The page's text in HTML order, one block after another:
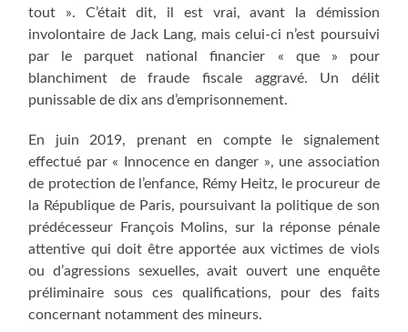
tout ». C’était dit, il est vrai, avant la démission
involontaire de Jack Lang, mais celui-ci n’est poursuivi
par le parquet national financier « que » pour
blanchiment de fraude fiscale aggravé. Un délit
punissable de dix ans d’emprisonnement.
En juin 2019, prenant en compte le signalement
effectué par « Innocence en danger », une association
de protection de l’enfance, Rémy Heitz, le procureur de
la République de Paris, poursuivant la politique de son
prédécesseur François Molins, sur la réponse pénale
attentive qui doit être apportée aux victimes de viols
ou d’agressions sexuelles, avait ouvert une enquête
préliminaire sous ces qualifications, pour des faits
concernant notamment des mineurs.